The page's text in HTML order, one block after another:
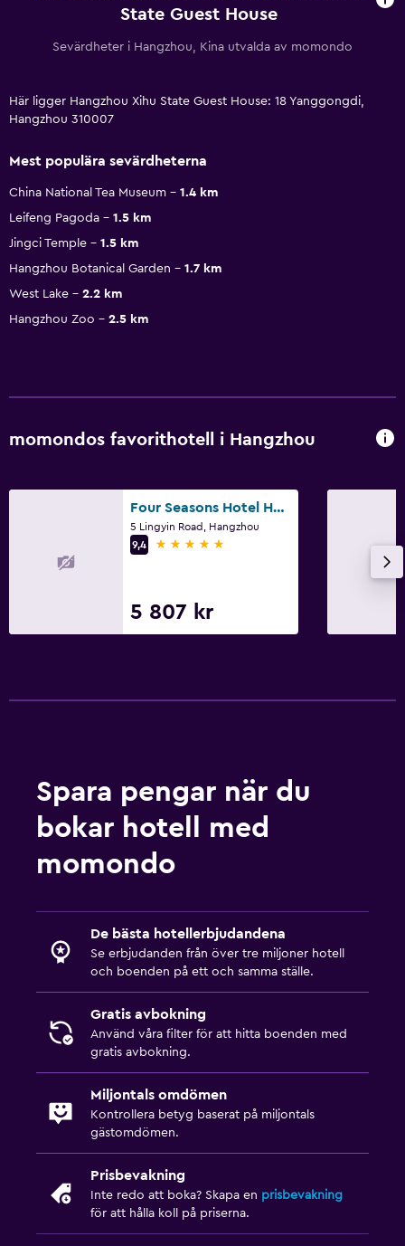
State Guest House
Sevärdheter i Hangzhou, Kina utvalda av momondo
Här ligger Hangzhou Xihu State Guest House: 18 Yanggongdi,
Hangzhou 310007
Mest populära sevärdheterna
China National Tea Museum
1.4 km
Leifeng Pagoda
1.5 km
Jingci Temple
1.5 km
Hangzhou Botanical Garden
1.7 km
West Lake
2.2 km
Hangzhou Zoo
2.5 km
momondos favorithotell i Hangzhou
Four Seasons Hotel Hangzhou at West Lake
5 Lingyin Road, Hangzhou
9,4
5 stjärnor
5 807 kr
Spara pengar när du
bokar hotell med
momondo
De bästa hotellerbjudandena
Se erbjudanden från över tre miljoner hotell
och boenden på ett och samma ställe.
Gratis avbokning
Använd våra filter för att hitta boenden med
gratis avbokning.
Miljontals omdömen
Kontrollera betyg baserat på miljontals
gästomdömen.
Prisbevakning
Inte redo att boka? Skapa en prisbevakning
för att hålla koll på priserna.